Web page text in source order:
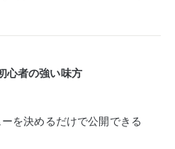
心者の強い味方
を決めるだけで公開できる